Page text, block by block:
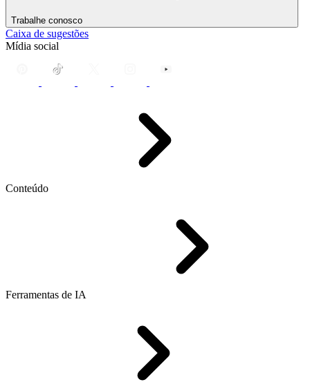
Trabalhe conosco
Caixa de sugestões
Mídia social
Conteúdo
Ferramentas de IA